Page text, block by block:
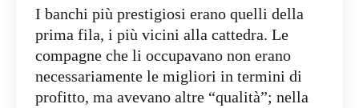
I banchi più prestigiosi erano quelli della
prima fila, i più vicini alla cattedra. Le
compagne che li occupavano non erano
necessariamente le migliori in termini di
profitto, ma avevano altre “qualità”; nella